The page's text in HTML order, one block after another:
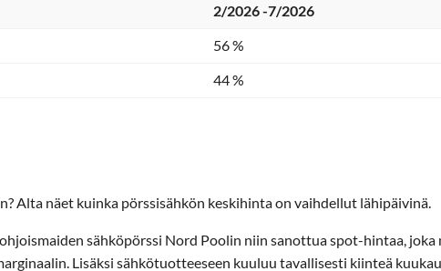
2/2026 -7/2026
56 %
44 %
Alta näet kuinka pörssisähkön keskihinta on vaihdellut lähipäivinä.
sähköpörssi Nord Poolin niin sanottua spot-hintaa,
Lisäksi sähkötuotteeseen kuuluu tavallisesti kiinteä